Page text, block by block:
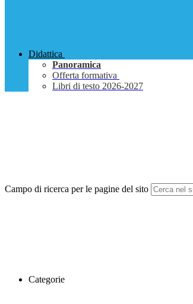
Didattica
Panoramica
Offerta formativa
Libri di testo 2026-2027
Campo di ricerca per le pagine del sito
Categorie